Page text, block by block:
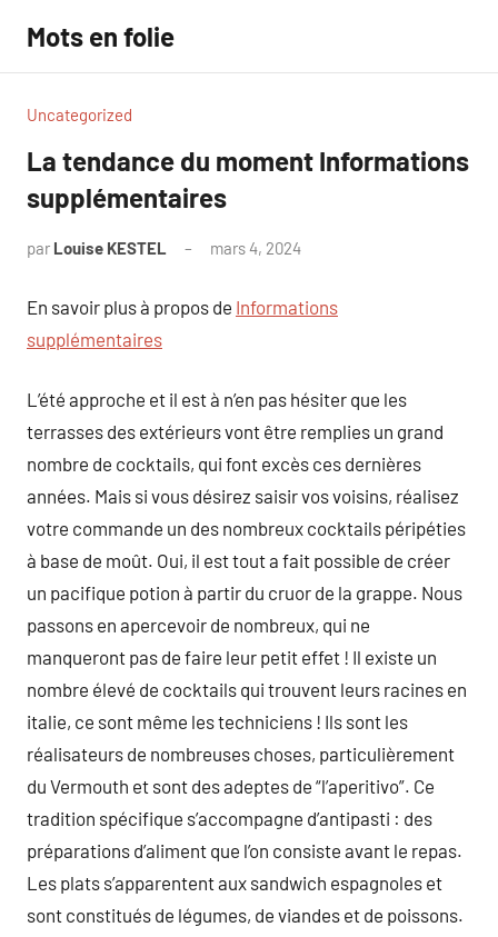
contenu
Mots en folie
Uncategorized
La tendance du moment Informations
supplémentaires
par Louise KESTEL mars 4, 2024
En savoir plus à propos de Informations
supplémentaires
L’été approche et il est à n’en pas hésiter que les
terrasses des extérieurs vont être remplies un grand
nombre de cocktails, qui font excès ces dernières
années. Mais si vous désirez saisir vos voisins, réalisez
votre commande un des nombreux cocktails péripéties
à base de moût. Oui, il est tout a fait possible de créer
un pacifique potion à partir du cruor de la grappe. Nous
passons en apercevoir de nombreux, qui ne
manqueront pas de faire leur petit effet ! Il existe un
nombre élevé de cocktails qui trouvent leurs racines en
italie, ce sont même les techniciens ! Ils sont les
réalisateurs de nombreuses choses, particulièrement
du Vermouth et sont des adeptes de “l’aperitivo”. Ce
tradition spécifique s’accompagne d’antipasti : des
préparations d’aliment que l’on consiste avant le repas.
Les plats s’apparentent aux sandwich espagnoles et
sont constitués de légumes, de viandes et de poissons.